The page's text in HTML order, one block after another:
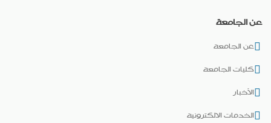
عن الجامعة
عن الجامعة
كليات الجامعة
الأخبار
الخدمات الالكترونية